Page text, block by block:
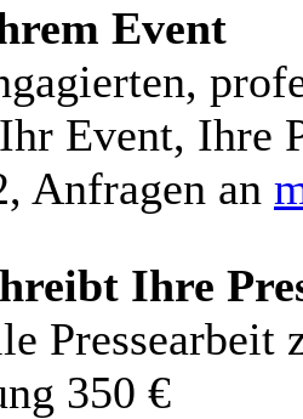
Event
Event, Ihre
Anfragen an
Ihre
Pressearbeit
350 €